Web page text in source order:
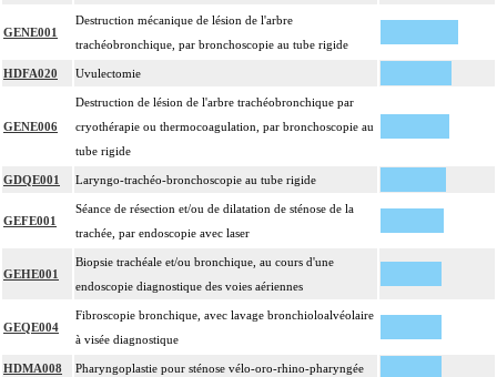
GENE001
Destruction mécanique de lésion de l'arbre
trachéobronchique, par bronchoscopie au tube rigide
HDFA020 Uvulectomie
GENE006
Destruction de lésion de l'arbre trachéobronchique par
cryothérapie ou thermocoagulation, par bronchoscopie au
tube rigide
GDQE001 Laryngo-trachéo-bronchoscopie au tube rigide
GEFE001
Séance de résection et/ou de dilatation de sténose de la
trachée, par endoscopie avec laser
GEHE001
Biopsie trachéale et/ou bronchique, au cours d'une
endoscopie diagnostique des voies aériennes
GEQE004
Fibroscopie bronchique, avec lavage bronchioloalvéolaire
à visée diagnostique
HDMA008 Pharyngoplastie pour sténose vélo-oro-rhino-pharyngée